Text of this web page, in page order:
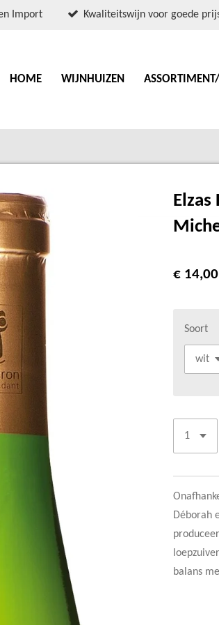
Import Kwaliteitswijn voor goede
HOME WIJNHUIZEN
€ 14,00
Soort
Déborah
balans